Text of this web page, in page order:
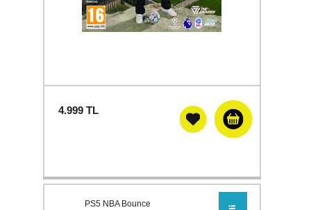
4.999TL
PS5 NBA Bounce